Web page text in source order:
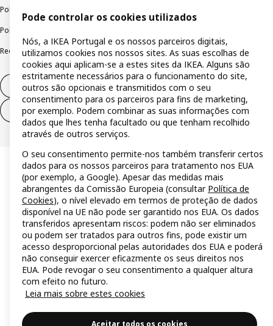
Política de privacidade
Política de divulgação responsável
Reclamações e resolução de litígios
Direito de livre resolução
Direito de livre resolução (serviços)
Pode controlar os cookies utilizados
Nós, a IKEA Portugal e os nossos parceiros digitais,
utilizamos cookies nos nossos sites. As suas escolhas de
cookies aqui aplicam-se a estes sites da IKEA. Alguns são
estritamente necessários para o funcionamento do site,
outros são opcionais e transmitidos com o seu
consentimento para os parceiros para fins de marketing,
por exemplo. Podem combinar as suas informações com
dados que lhes tenha facultado ou que tenham recolhido
através de outros serviços.
O seu consentimento permite-nos também transferir certos
dados para os nossos parceiros para tratamento nos EUA
(por exemplo, a Google). Apesar das medidas mais
abrangentes da Comissão Europeia (consultar Política de
Cookies), o nível elevado em termos de proteção de dados
disponível na UE não pode ser garantido nos EUA. Os dados
transferidos apresentam riscos: podem não ser eliminados
ou podem ser tratados para outros fins, pode existir um
acesso desproporcional pelas autoridades dos EUA e poderá
não conseguir exercer eficazmente os seus direitos nos
EUA. Pode revogar o seu consentimento a qualquer altura
com efeito no futuro.
Leia mais sobre estes cookies
Aceitar todos os cookies